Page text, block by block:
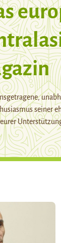
seiner